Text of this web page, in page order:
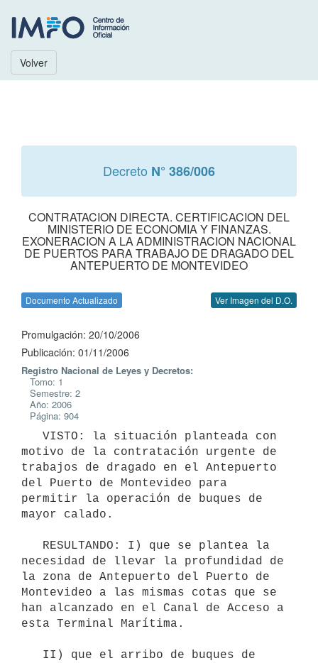
Volver
Decreto N° 386/006
CONTRATACION DIRECTA. CERTIFICACION DEL
MINISTERIO DE ECONOMIA Y FINANZAS.
EXONERACION A LA ADMINISTRACION NACIONAL
DE PUERTOS PARA TRABAJO DE DRAGADO DEL
ANTEPUERTO DE MONTEVIDEO
Documento Actualizado Ver Imagen del D.O.
Promulgación: 20/10/2006
Publicación: 01/11/2006
Registro Nacional de Leyes y Decretos:
Tomo: 1
Semestre: 2
Año: 2006
Página: 904
motivo de la contratación urgente de
trabajos de dragado en el Antepuerto
del Puerto de Montevideo para
permitir la operación de buques de
mayor calado.
necesidad de llevar la profundidad de
la zona de Antepuerto del Puerto de
Montevideo a las mismas cotas que se
han alcanzado en el Canal de Acceso a
esta Terminal Marítima.